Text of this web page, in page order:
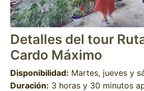
Detalles del tour
Cardo Máximo
Disponibilidad: Martes, jueves y
Duración: 3 horas y 30 minutos